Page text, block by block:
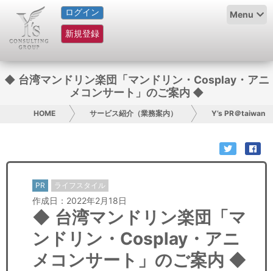
ログイン
新規登録
Menu
HOME
サービス紹介
コラム
お問い合わせ
日本人にPR
コンサルティング
リサーチ
◆ 台湾マンドリン楽団「マンドリン・Cosplay・アニ
メコンサート」のご案内 ◆
HOME サービス紹介（業務案内） Y’s PR＠taiwan
PR ライフスタイル
作成日：2022年2月18日
◆ 台湾マンドリン楽団「マ
ンドリン・Cosplay・アニ
メコンサート」のご案内 ◆